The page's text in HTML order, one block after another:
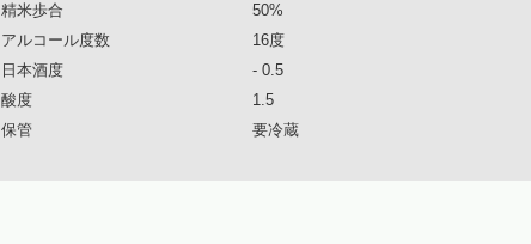
精米歩合
50%
アルコール度数
16度
日本酒度
- 0.5
酸度
1.5
保管
要冷蔵